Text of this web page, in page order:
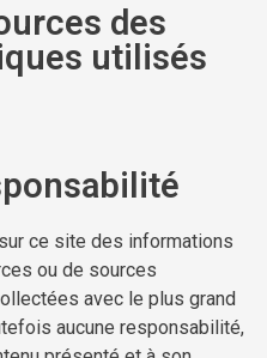
des
utilisés
ce site des informations
ou de sources
avec le plus grand
aucune responsabilité,